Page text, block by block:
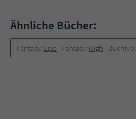
Ähnliche Bücher:
Fantasy: Epic Fantasy: High Buchtyp: